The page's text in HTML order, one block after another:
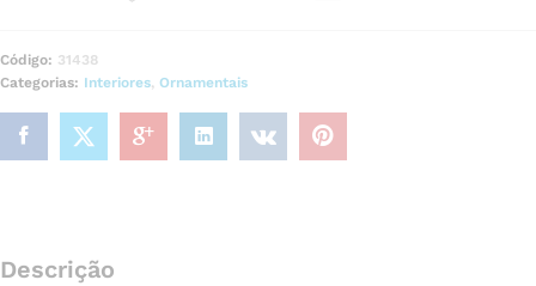
Código: 31438
Categorias: Interiores, Ornamentais
Descrição